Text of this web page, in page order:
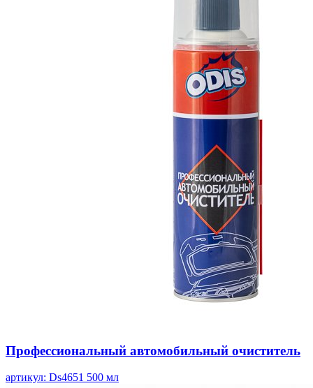
Профессиональный автомобильный очиститель
артикул: Ds4651 500 мл